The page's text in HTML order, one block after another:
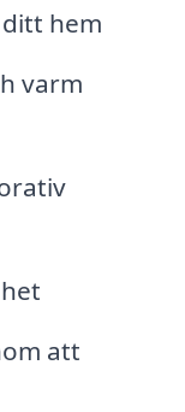
hem
varm
att